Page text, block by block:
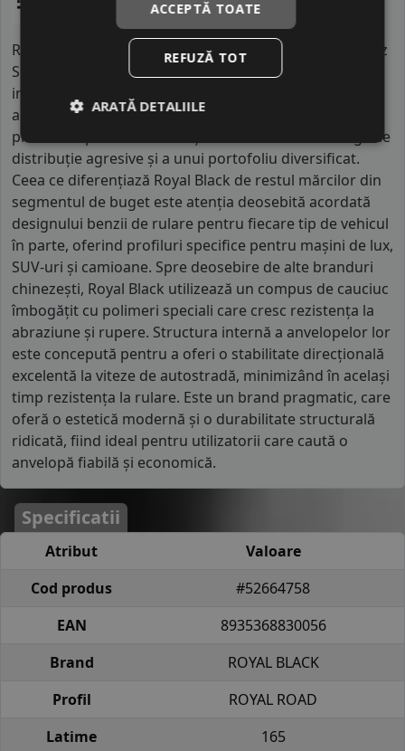
Royal Black este o marcă de referință a grupului chinez
Shandong Haohua Tire, fiind produsă în facilități
industriale imense unde activează peste cinci mii de
angajați. Brandul activează pe piețele globale, fiind
prezent în peste o sută de țări datorită unei strategii de
distribuție agresive și a unui portofoliu diversificat.
Ceea ce diferențiază Royal Black de restul mărcilor din
segmentul de buget este atenția deosebită acordată
designului benzii de rulare pentru fiecare tip de vehicul
în parte, oferind profiluri specifice pentru mașini de lux,
SUV-uri și camioane. Spre deosebire de alte branduri
chinezești, Royal Black utilizează un compus de cauciuc
îmbogățit cu polimeri speciali care cresc rezistența la
abraziune și rupere. Structura internă a anvelopelor lor
este concepută pentru a oferi o stabilitate direcțională
excelentă la viteze de autostradă, minimizând în același
timp rezistența la rulare. Este un brand pragmatic, care
oferă o estetică modernă și o durabilitate structurală
ridicată, fiind ideal pentru utilizatorii care caută o
anvelopă fiabilă și economică.
Specificatii
Atribut
Valoare
Cod produs
#52664758
EAN
8935368830056
Brand
ROYAL BLACK
Profil
ROYAL ROAD
Latime
165
ACCEPTĂ TOATE
REFUZĂ TOT
ARATĂ DETALIILE